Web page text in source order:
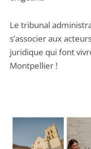
Le tribunal
s’associer aux
juridique qui font
Montpellier !